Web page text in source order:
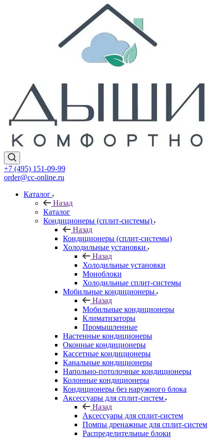
+7 (495) 151-09-99
order@cc-online.ru
Каталог
Назад
Каталог
Кондиционеры (сплит-системы)
Назад
Кондиционеры (сплит-системы)
Холодильные установки
Назад
Холодильные установки
Моноблоки
Холодильные сплит-системы
Мобильные кондиционеры
Назад
Мобильные кондиционеры
Климатизаторы
Промышленные
Настенные кондиционеры
Оконные кондиционеры
Кассетные кондиционеры
Канальные кондиционеры
Напольно-потолочные кондиционеры
Колонные кондиционеры
Кондиционеры без наружного блока
Аксессуары для сплит-систем
Назад
Аксессуары для сплит-систем
Помпы дренажные для сплит-систем
Распределительные блоки